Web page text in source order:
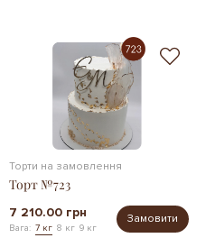
Торти на замовлення
Торт №723
7 210.00 грн
Вага: 7 кг 8 кг 9 кг
Замовити